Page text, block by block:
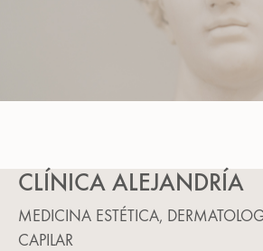
CLÍNICA ALEJANDRÍA
MEDICINA ESTÉTICA,
CAPILAR